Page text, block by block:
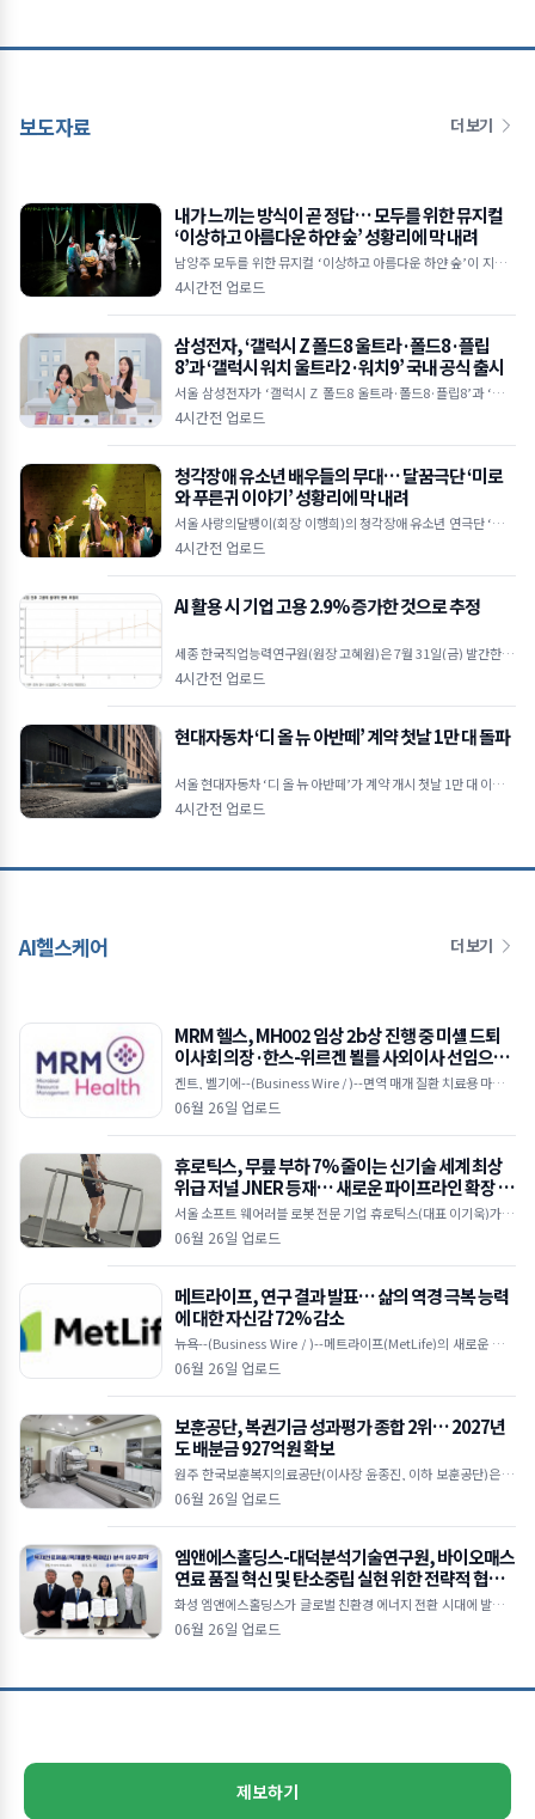
보도자료 더 보기
내가 느끼는 방식이 곧 정답… 모두를 위한 뮤지컬
‘이상하고 아름다운 하얀 숲’ 성황리에 막 내려
남양주 모두를 위한 뮤지컬 ‘이상하고 아름다운 하얀 숲’이 지난 7
월 24일부터 26일까지 모두예술극장에서 진행된 4회 공연을 총 5
4시간전 업로드
삼성전자, ‘갤럭시 Z 폴드8 울트라·폴드8·플립
8’과 ‘갤럭시 워치 울트라2·워치9’ 국내 공식 출시
서울 삼성전자가 ‘갤럭시 Z 폴드8 울트라·폴드8·플립8’과 ‘갤럭
시 워치 울트라2·워치9’을 7일부터 국내에 출시한다.삼성전자,
4시간전 업로드
청각장애 유소년 배우들의 무대… 달꿈극단 ‘미로
와 푸른귀 이야기’ 성황리에 막 내려
서울 사랑의달팽이(회장 이행희)의 청각장애 유소년 연극단 ‘달꿈
극단’이 창작연극 ‘미로와 푸른귀 이야기’를 성황리에 마쳤다.청
4시간전 업로드
AI 활용 시 기업 고용 2.9% 증가한 것으로 추정
세종 한국직업능력연구원(원장 고혜원)은 7월 31일(금) 발간한 동
향지 ‘THE HRD REVIEW’ 2026년 특별호의 이슈 분석 Ⅱ ‘AI(인
4시간전 업로드
현대자동차 ‘디 올 뉴 아반떼’ 계약 첫날 1만 대 돌파
서울 현대자동차 ‘디 올 뉴 아반떼’가 계약 개시 첫날 1만 대 이상의
계약을 기록하며 뜨거운 관심을 입증했다.현대자동차 디 올 뉴 아
4시간전 업로드
AI헬스케어 더 보기
MRM 헬스, MH002 임상 2b상 진행 중 미셸 드퇴
이사회 의장·한스-위르겐 뵐를 사외이사 선임으로
이사회 강화
겐트, 벨기에--(Business Wire / )--면역 매개 질환 치료용 마이크
로바이옴 기반 치료제를 개발 중인 임상 단계 바이오텍인 MRM 헬
06월 26일 업로드
휴로틱스, 무릎 부하 7% 줄이는 신기술 세계 최상
위급 저널 JNER 등재… 새로운 파이프라인 확장 시
동
서울 소프트 웨어러블 로봇 전문 기업 휴로틱스(대표 이기욱)가 개
발한 무동력 기반의 ‘수동형 소프트 엑소슈트(Passive Soft Exos
06월 26일 업로드
메트라이프, 연구 결과 발표… 삶의 역경 극복 능력
에 대한 자신감 72% 감소
뉴욕--(Business Wire / )--메트라이프(MetLife)의 새로운 다국
적 연구에 따르면, 눈에 띄는 ‘자신감 격차(confidence gap)’가
06월 26일 업로드
보훈공단, 복권기금 성과평가 종합 2위… 2027년
도 배분금 927억원 확보
원주 한국보훈복지의료공단(이사장 윤종진, 이하 보훈공단)은 기
획예산처 복권위원회가 주관한 ‘2025년 복권기금사업 성과평
06월 26일 업로드
엠앤에스홀딩스-대덕분석기술연구원, 바이오매스
연료 품질 혁신 및 탄소중립 실현 위한 전략적 협력
본격화
화성 엠앤에스홀딩스가 글로벌 친환경 에너지 전환 시대에 발맞춰
목재펠릿 및 목재칩 연료의 품질 경쟁력을 강화하고 지속가능한 바
06월 26일 업로드
제보하기